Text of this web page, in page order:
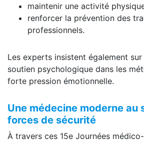
maintenir une activité
renforcer la prévention des
professionnels.
Les experts insistent également sur
soutien psychologique dans les
forte pression émotionnelle.
Une médecine moderne au
forces de sécurité
À travers ces 15e Journées